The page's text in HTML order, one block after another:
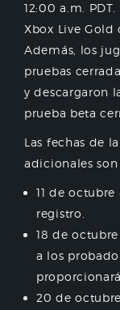
12:00 a.m.
Xbox Live Gold
Además, los
pruebas
y descargaron
prueba beta
Las fechas de
adicionales
11 de octubre
registro.
18 de
a los
20 de